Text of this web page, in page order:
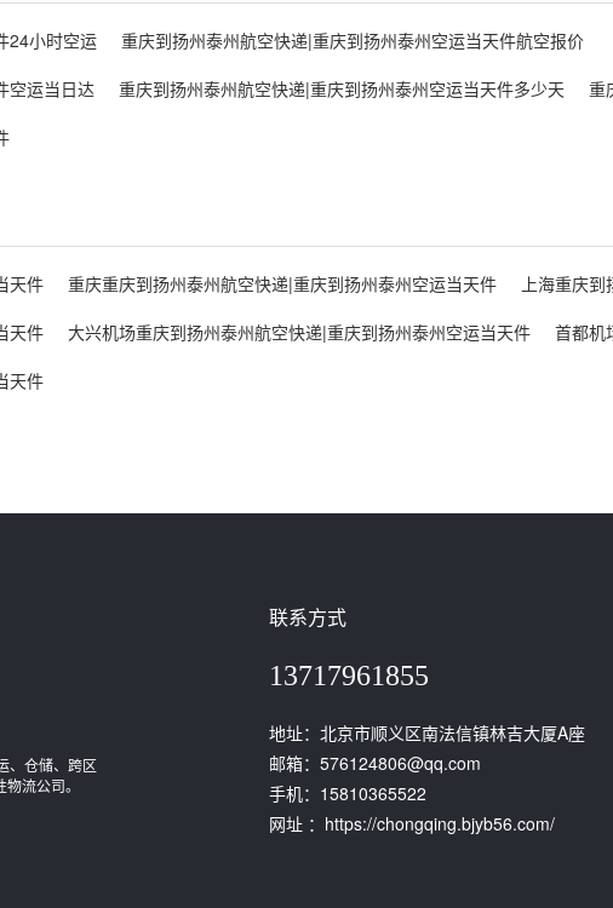
24小时空运
重庆到扬州泰州航空快递|重庆到扬州泰州空运当天件航空报价
空运当日达
重庆到扬州泰州航空快递|重庆到扬州泰州空运当天件多少天
重
天件 重庆重庆到扬州泰州航空快递|重庆到扬州泰州空运当天件
上海重庆
天件
大兴机场重庆到扬州泰州航空快递|重庆到扬州泰州空运当天件
首都机
天件
、仓储、跨区
流公司。
联系方式
13717961855
地址：北京市顺义区南法信镇林吉大厦A座
邮箱：576124806@qq.com
手机：15810365522
网址 ：https://chongqing.bjyb56.com/